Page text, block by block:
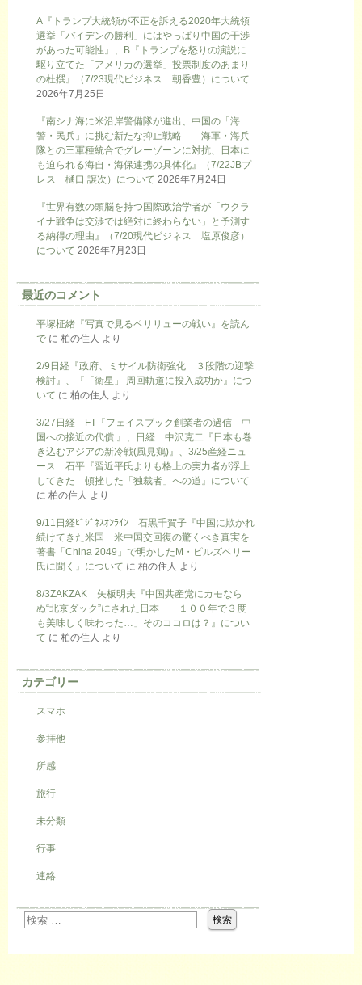
A『トランプ大統領が不正を訴える2020年大統領
選挙「バイデンの勝利」にはやっぱり中国の干渉
があった可能性』、B『トランプを怒りの演説に
駆り立てた「アメリカの選挙」投票制度のあまり
の杜撰』（7/23現代ビジネス 朝香豊）について
2026年7月25日
『南シナ海に米沿岸警備隊が進出、中国の「海
警・民兵」に挑む新たな抑止戦略 海軍・海兵
隊との三軍種統合でグレーゾーンに対抗、日本に
も迫られる海自・海保連携の具体化』（7/22JBプ
レス 樋口 譲次）について 2026年7月24日
『世界有数の頭脳を持つ国際政治学者が「ウクラ
イナ戦争は交渉では絶対に終わらない」と予測す
る納得の理由』（7/20現代ビジネス 塩原俊彦）
について 2026年7月23日
最近のコメント
平塚柾緒『写真で見るペリリューの戦い』を読ん
で に 柏の住人 より
2/9日経『政府、ミサイル防衛強化 ３段階の迎撃
検討』、『「衛星」 周回軌道に投入成功か』につ
いて に 柏の住人 より
3/27日経 FT『フェイスブック創業者の過信 中
国への接近の代償 』、日経 中沢克二『日本も巻
き込むアジアの新冷戦(風見鶏)』、3/25産経ニュ
ース 石平『習近平氏よりも格上の実力者が浮上
してきた 頓挫した「独裁者」への道』について
に 柏の住人 より
9/11日経ﾋﾞｼﾞﾈｽｵﾝﾗｲﾝ 石黒千賀子『中国に欺かれ
続けてきた米国 米中国交回復の驚くべき真実を
著書「China 2049」で明かしたM・ピルズベリー
氏に聞く』について に 柏の住人 より
8/3ZAKZAK 矢板明夫『中国共産党にカモなら
ぬ“北京ダック”にされた日本 「１００年で３度
も美味しく味わった…」そのココロは？』につい
て に 柏の住人 より
カテゴリー
スマホ
参拝他
所感
旅行
未分類
行事
連絡